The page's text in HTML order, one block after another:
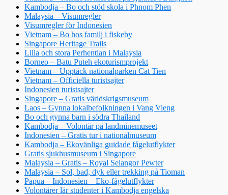
Kambodja – Bo och stöd skola i Phnom Phen
Malaysia – Visumregler
Visumregler för Indonesien
Vietnam – Bo hos familj i fiskeby
Singapore Heritage Trails
Lilla och stora Perhentian i Malaysia
Borneo – Batu Puteh ekoturismprojekt
Vietnam – Upptäck nationalparken Cat Tien
Vietnam – Officiella turistsajter
Indonesien turistsajter
Singapore – Gratis världskrigsmuseum
Laos – Gynna lokalbefolkningen i Vang Vieng
Bo och gynna barn i södra Thailand
Kambodja – Volontär på landminemuseet
Indonesien – Gratis tur i nationalmuseum
Kambodja – Ekovänliga guidade fågelutflykter
Gratis sjukhusmuseum i Singapore
Malaysia – Gratis – Royal Selangor Pewter
Malaysia – Sol, bad, dyk eller trekking på Tioman
Papua – Indonesien – Eko-fågelutflykter
Volontärer lär studenter i Kambodja engelska